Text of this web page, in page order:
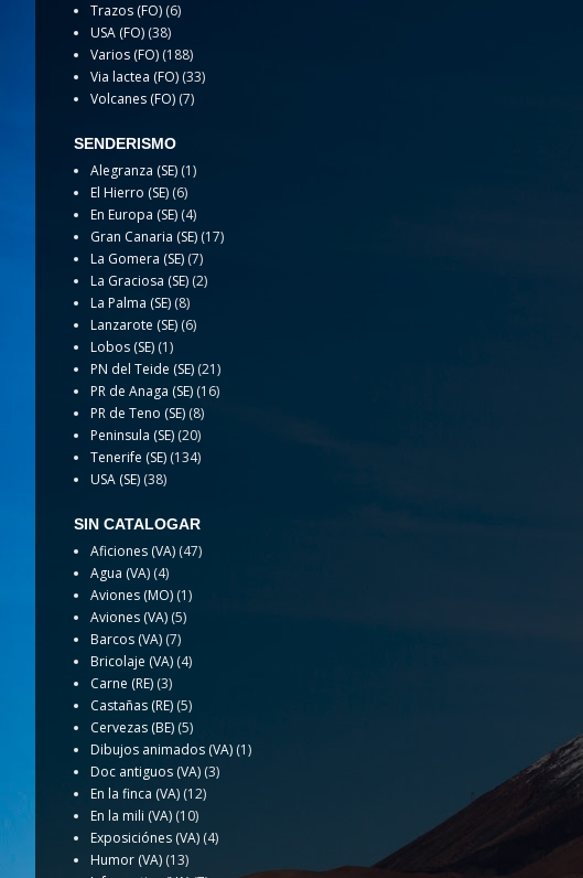
Trazos (FO) (6)
USA (FO) (38)
Varios (FO) (188)
Via lactea (FO) (33)
Volcanes (FO) (7)
SENDERISMO
Alegranza (SE) (1)
El Hierro (SE) (6)
En Europa (SE) (4)
Gran Canaria (SE) (17)
La Gomera (SE) (7)
La Graciosa (SE) (2)
La Palma (SE) (8)
Lanzarote (SE) (6)
Lobos (SE) (1)
PN del Teide (SE) (21)
PR de Anaga (SE) (16)
PR de Teno (SE) (8)
Peninsula (SE) (20)
Tenerife (SE) (134)
USA (SE) (38)
SIN CATALOGAR
Aficiones (VA) (47)
Agua (VA) (4)
Aviones (MO) (1)
Aviones (VA) (5)
Barcos (VA) (7)
Bricolaje (VA) (4)
Carne (RE) (3)
Castañas (RE) (5)
Cervezas (BE) (5)
Dibujos animados (VA) (1)
Doc antiguos (VA) (3)
En la finca (VA) (12)
En la mili (VA) (10)
Exposiciónes (VA) (4)
Humor (VA) (13)